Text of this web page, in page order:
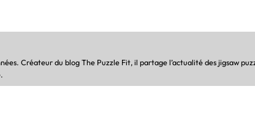
Créateur du blog The Puzzle Fit, il partage l’actualité des jigsaw